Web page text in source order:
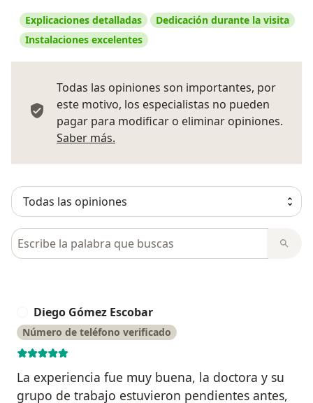
Explicaciones detalladas
Dedicación durante la visita
Instalaciones excelentes
Todas las opiniones son importantes, por
este motivo, los especialistas no pueden
pagar para modificar o eliminar opiniones.
Saber más.
Busca en opiniones
Diego Gómez Escobar
Número de teléfono verificado
La experiencia fue muy buena, la doctora y su
grupo de trabajo estuvieron pendientes antes,